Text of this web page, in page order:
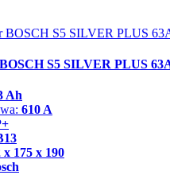
S5 SILVER PLUS
Ah
610 A
x 175 x 190